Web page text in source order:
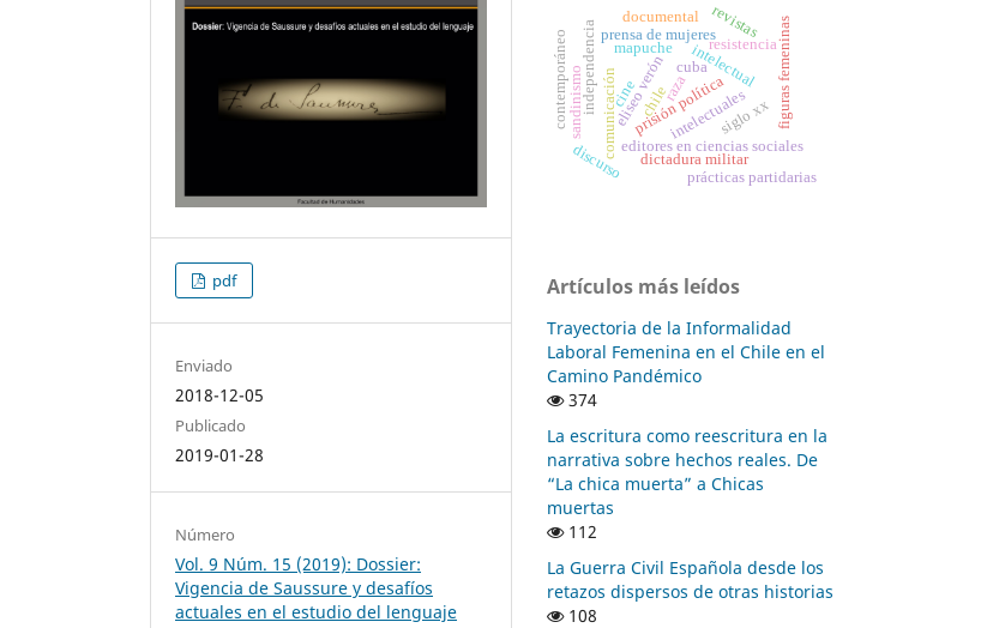
pdf
Enviado
2018-12-05
Publicado
2019-01-28
Número
Vol. 9 Núm. 15 (2019): Dossier:
Vigencia de Saussure y desafíos
actuales en el estudio del lenguaje
intelectuales
editores en ciencias sociales
comunicacióneliseo verón intelectual
prisión política
dictadura militar
resistenciafiguras femeninas
prensa de mujeres
siglo xx
chileraza
mapuche
revistas
cuba
independencia
sandinismo
prácticas partidarias
discurso
cine
documental
contemporáneo
Artículos más leídos
Trayectoria de la Informalidad
Laboral Femenina en el Chile en el
Camino Pandémico
374
La escritura como reescritura en la
narrativa sobre hechos reales. De
“La chica muerta” a Chicas
muertas
112
La Guerra Civil Española desde los
retazos dispersos de otras historias
108